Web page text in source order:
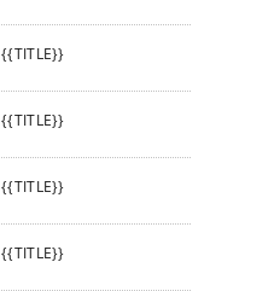
{{TITLE}}
{{TITLE}}
{{TITLE}}
{{TITLE}}